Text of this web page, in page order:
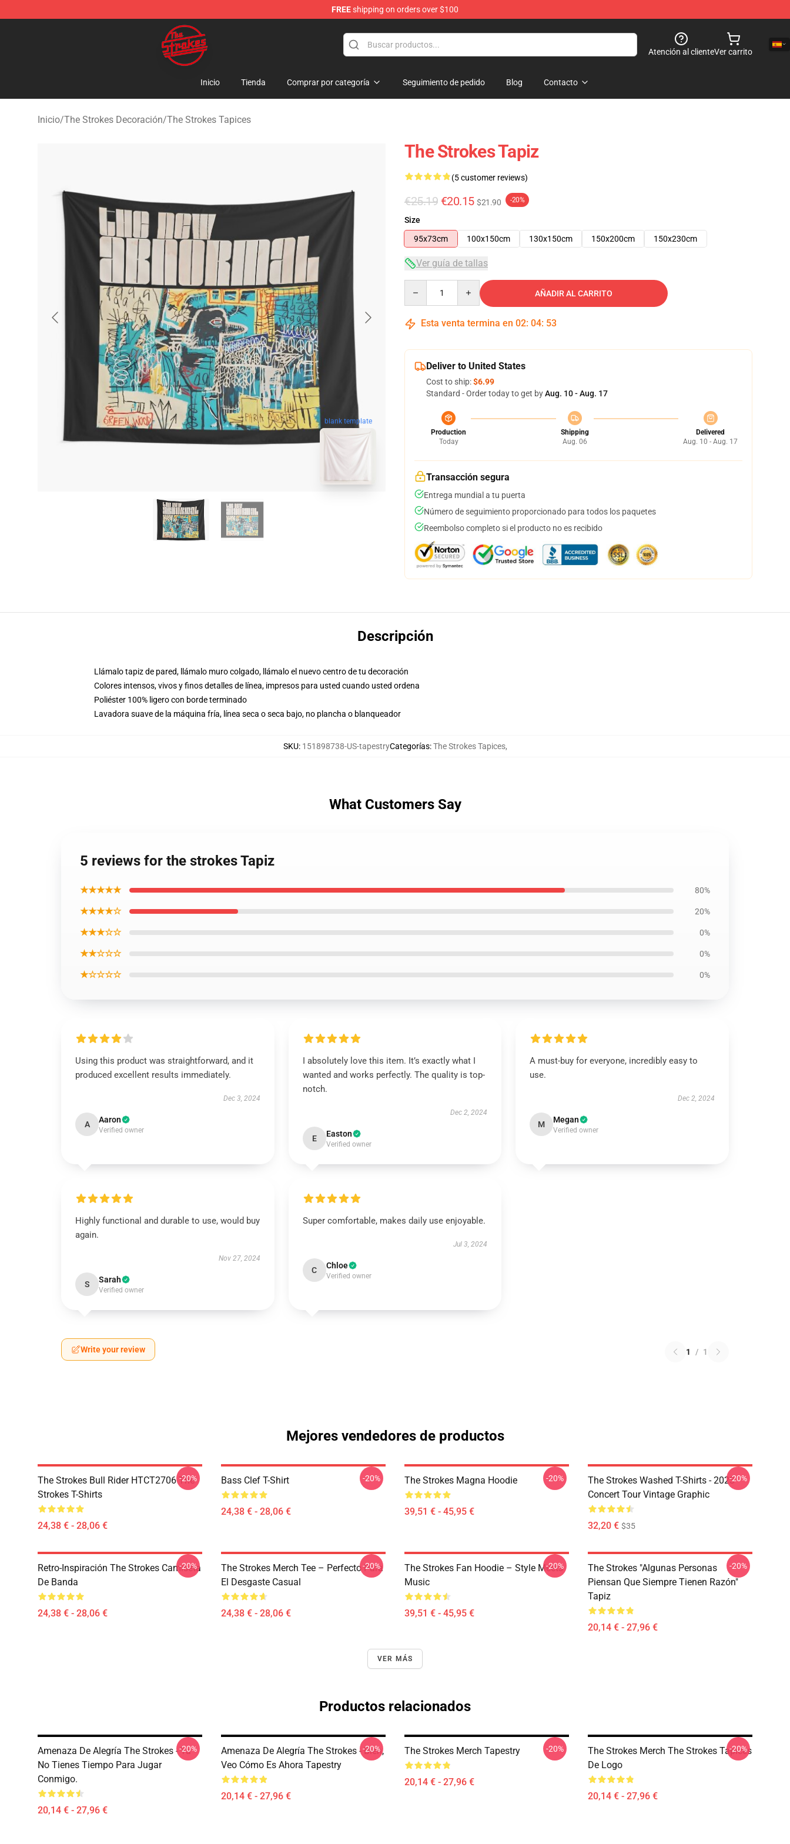
FREEshipping on orders over $100
The Strokes Shop - Official The Strokes Merchandise Store
Atención al clienteVer carrito
Inicio Tienda Comprar por categoría Seguimiento de pedido Blog Contacto
Inicio/The Strokes Decoración/The Strokes Tapices
blank template
The Strokes Tapiz
(5 customer reviews)
€25.19 €20.15 $21.90 -20%
Size
95x73cm
100x150cm 130x150cm 150x200cm 150x230cm
Ver guía de tallas
AÑADIR AL CARRITO
Esta venta termina en 02: 04: 52
Deliver to United States
Cost to ship:$6.99
Standard - Order today to get byAug. 10 - Aug. 17
Production
Today
Shipping
Aug. 06
Delivered
Aug. 10 - Aug. 17
Transacción segura
Entrega mundial a tu puerta
Número de seguimiento proporcionado para todos los paquetes
Reembolso completo si el producto no es recibido
Descripción
Llámalo tapiz de pared, llámalo muro colgado, llámalo el nuevo centro de tu decoración
Colores intensos, vivos y finos detalles de línea, impresos para usted cuando usted ordena
Poliéster 100% ligero con borde terminado
Lavadora suave de la máquina fría, línea seca o seca bajo, no plancha o blanqueador
SKU: 151898738-US-tapestryCategorías:The Strokes Tapices,
What Customers Say
5 reviews for the strokes Tapiz
★★★★★ 80%
★★★★☆ 20%
★★★☆☆ 0%
★★☆☆☆ 0%
★☆☆☆☆ 0%
Using this product was straightforward, and it
produced excellent results immediately.
Dec 3, 2024
A Aaron
Verified owner
I absolutely love this item. It’s exactly what I
wanted and works perfectly. The quality is top-
notch.
Dec 2, 2024
E Easton
Verified owner
A must-buy for everyone, incredibly easy to
use.
Dec 2, 2024
M Megan
Verified owner
Highly functional and durable to use, would buy
again.
Nov 27, 2024
S Sarah
Verified owner
Super comfortable, makes daily use enjoyable.
Jul 3, 2024
C Chloe
Verified owner
Write your review 1 / 1
Mejores vendedores de productos
The Strokes Bull Rider HTCT2706 The
Strokes T-Shirts
24,38 € - 28,06 €
-20% Bass Clef T-Shirt
24,38 € - 28,06 €
-20% The Strokes Magna Hoodie
39,51 € - 45,95 €
-20%
The Strokes Washed T-Shirts - 2023
Concert Tour Vintage Graphic
32,20 € $35
-20%
Retro-Inspiración The Strokes Camiseta
De Banda
24,38 € - 28,06 €
-20%
The Strokes Merch Tee – Perfecto Para
El Desgaste Casual
24,38 € - 28,06 €
-20%
The Strokes Fan Hoodie – Style Meets
Music
39,51 € - 45,95 €
-20%
The Strokes "Algunas Personas
Piensan Que Siempre Tienen Razón"
Tapiz
20,14 € - 27,96 €
-20%
VER MÁS
Productos relacionados
Amenaza De Alegría The Strokes - Ya
No Tienes Tiempo Para Jugar
Conmigo.
20,14 € - 27,96 €
-20%
Amenaza De Alegría The Strokes - Bien,
Veo Cómo Es Ahora Tapestry
20,14 € - 27,96 €
-20% The Strokes Merch Tapestry
20,14 € - 27,96 €
-20%
The Strokes Merch The Strokes Tapices
De Logo
20,14 € - 27,96 €
-20%